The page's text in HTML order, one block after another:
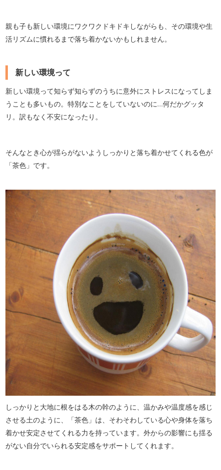
親も子も新しい環境にワクワクドキドキしながらも、その環境や生
活リズムに慣れるまで落ち着かないかもしれません。
新しい環境って
新しい環境って知らず知らずのうちに意外にストレスになってしま
うことも多いもの。特別なことをしていないのに…何だかグッタ
リ。訳もなく不安になったり。
そんなとき心が揺らがないようしっかりと落ち着かせてくれる色が
「茶色」です。
しっかりと大地に根をはる木の幹のように、温かみや温度感を感じ
させる土のように、「茶色」は、そわそわしている心や身体を落ち
着かせ安定させてくれる力を持っています。外からの影響にも揺る
がない自分でいられる安定感をサポートしてくれます。